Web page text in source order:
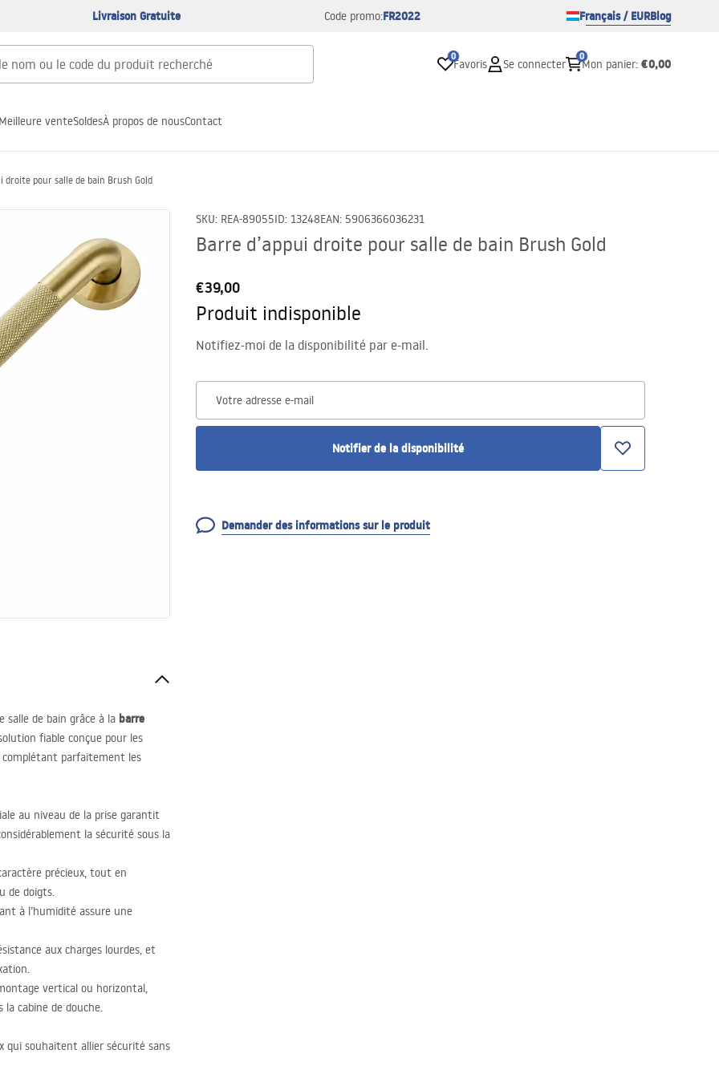
Livraison Gratuite Code promo:FR2022 Français / EURBlog
0
Favoris Se connecter
0
Mon panier: €0,00
Meilleure venteSoldesÀ propos de nousContact
droite pour salle de bain Brush Gold
SKU: REA-89055ID: 13248EAN: 5906366036231
Barre d’appui droite pour salle de bain Brush Gold
€39,00
Produit indisponible
Notifiez-moi de la disponibilité par e-mail.
Votre adresse e-mail
Notifier de la disponibilité
Demander des informations sur le produit
de bain grâce à la barre
fiable conçue pour les
complétant parfaitement les
au niveau de la prise garantit
la sécurité sous la
précieux, tout en
de doigts.
à l’humidité assure une
aux charges lourdes, et
vertical ou horizontal,
la cabine de douche.
qui souhaitent allier sécurité sans